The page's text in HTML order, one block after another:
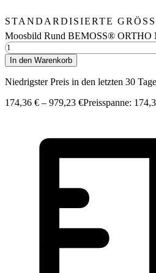
STANDARDISIERTE GRÖSSE
Moosbild Rund BEMOSS® ORTHO
In den Warenkorb
Niedrigster Preis in den letzten 30
174,36 € – 979,23 €Preisspanne: